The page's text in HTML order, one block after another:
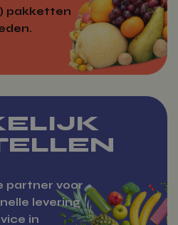
pakketten
partner voor
levering
in